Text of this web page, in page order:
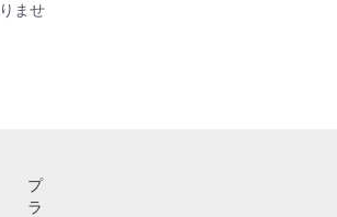
ませ
プ
ラ